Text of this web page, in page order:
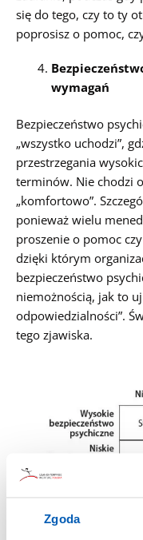
Zgoda
się do tego, czy to ty
poprosisz o pomoc,
wymagań
Bezpieczeństwo
„wszystko uchodzi”,
przestrzegania
terminów. Nie chodzi
„komfortowo”.
ponieważ wielu
proszenie o pomoc
dzięki którym
bezpieczeństwo
niemożnością, jak to
odpowiedzialności”.
tego zjawiska.